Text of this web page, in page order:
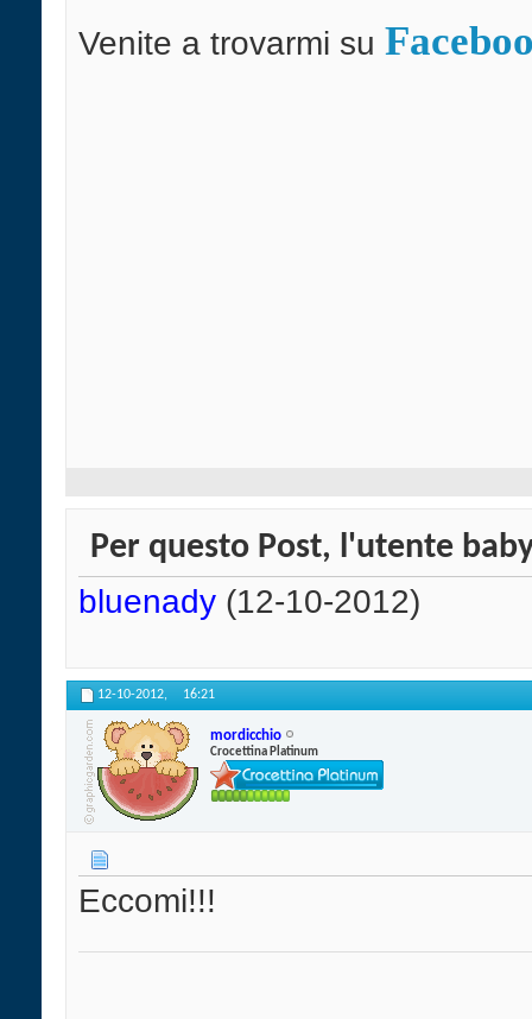
Venite a trovarmi su
Per questo Post, l'utente
bluenady (12-10-2012)
12-10-2012, 16:21
mordicchio
Crocettina Platinum
Eccomi!!!